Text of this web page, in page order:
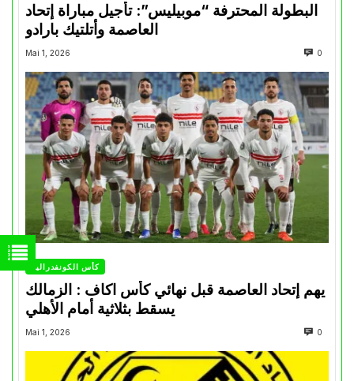
البطولة المحترفة “موبيليس”: تأجيل مباراة إتحاد
العاصمة وأتلتيك بارادو
Mai 1, 2026 0
كأس الكونفدرالية
يهم إتحاد العاصمة قبل نهائي كأس اكاف : الزمالك
Mai 1, 2026 0